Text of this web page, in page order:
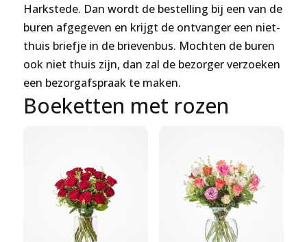
Harkstede. Dan wordt de bestelling bij een van de
buren afgegeven en krijgt de ontvanger een niet-
thuis briefje in de brievenbus. Mochten de buren
ook niet thuis zijn, dan zal de bezorger verzoeken
een bezorgafspraak te maken.
Boeketten met rozen